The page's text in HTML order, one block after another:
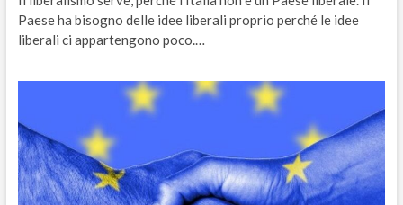
Paese ha bisogno delle idee liberali proprio perché le idee
liberali ci appartengono poco.…